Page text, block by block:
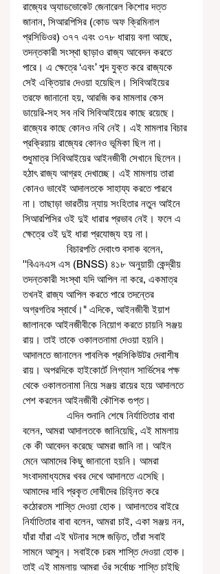
রাজ্যের অ্যাডভোকেট জেনারেল কিশোর দত্ত
জানান, সিআরপিসির (কোড অফ ক্রিমিনাল
প্রসিডিওর) ৩৭৭ এবং ৩৭৮ ধারায় বলা আছে,
তদন্তকারী সংস্থা ছাড়াও রাজ্য আবেদন করতে
পারে। এ ক্ষেত্রে ‘এবং’ শব্দ যুক্ত করে রাজ্যকে
সেই এক্তিয়ার দেওয়া হয়েছিল। সিবিআইয়ের
তরফে জানানো হয়, আরজি কর মামলার কেস
ডায়েরি-সহ সব নথি সিবিআইয়ের কাছে রয়েছে।
রাজ্যের কাছে কোনও নথি নেই। এই মামলার বিচার
প্রক্রিয়ায় রাজ্যের কোনও ভূমিকা ছিল না।
শুধুমাত্র সিবিআইয়ের আইনজীবী সেখানে ছিলেন।
হঠাৎ রাজ্য আগ্রহ দেখাচ্ছে। এই মামলায় তারা
কোনও ভাবেই আদালতকে সাহায্য করতে পারবে
না। তাছাড়া ভারতীয় ন্যায় সংহিতার নতুন আইনে
সিআরপিসির ওই দুই ধারার প্রভাব নেই। ফলে এ
ক্ষেত্রে ওই দুই ধারা প্রযোজ্য হয় না।
''বিএনএস এস (BNSS) ৪১৮ অনুয়ায়ী কেন্দ্রীয়
তদন্তকারী সংস্থা যদি আপিল না করে, একমাত্র
তখনই রাজ্য আপিল করতে পারে তদন্তের
অগ্রগতির স্বার্থে।" এদিকে, আইনজীবী ইয়াশ
জালানকে আইনজীবীকে নিয়োগ করতে চায়নি সঞ্জয়
রায়। তাই তাকে ওকালতনামা দেওয়া হয়নি।
আদালতে জানালেন পাবলিক প্রসিকিউটর দেবাশীষ
রায়। অপরদিকে হাইকোর্টে লিগ্যাল সার্ভিসের পক্ষ
থেকে ওকালতনামা নিয়ে সঞ্জয় রায়ের হয়ে আদালতে
পেশ করলেন আইনজীবী কৌশিক গুপ্ত।
বলেন, আমরা আদালতকে জানিয়েছি, এই মামলায়
কে কী আবেদন করেছে আমরা জানি না। আইন
মেনে আমাদের কিছু জানানো হয়নি। আমরা
সংবাদমাধ্যমের খবর দেখে আদালতে এসেছি।
আমাদের দাবি প্রকৃত দোষীদের চিহ্নিত করে
কঠোরতম শাস্তি দেওয়া হোক। আদালতের বাইরে
নির্যাতিতার বাবা বলেন, আমরা চাই, একা সঞ্জয় নন,
যাঁরা যাঁরা এই ঘটনার সঙ্গে জড়িত, তাঁরা সবাই
সামনে আসুন। সবাইকে চরম শাস্তি দেওয়া হোক।
তাই এই মামলায় আমরা ওঁর সর্বোচ্চ শাস্তি চাইছি